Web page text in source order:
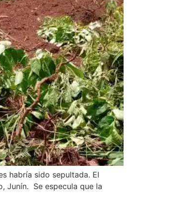
habría sido sepultada. El
Junín. Se especula que la